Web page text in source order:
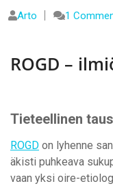
Arto 1
ROGD –
Tieteellinen
ROGD on lyhenne
äkisti puhkeava
vaan yksi oire-